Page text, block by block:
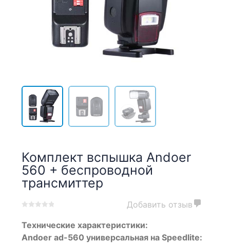
Комплект вспышка Andoer
560 + беспроводной
трансмиттер
out
Добавить отзыв
Технические характеристики:
Andoer ad-560 универсальная на Speedlite: